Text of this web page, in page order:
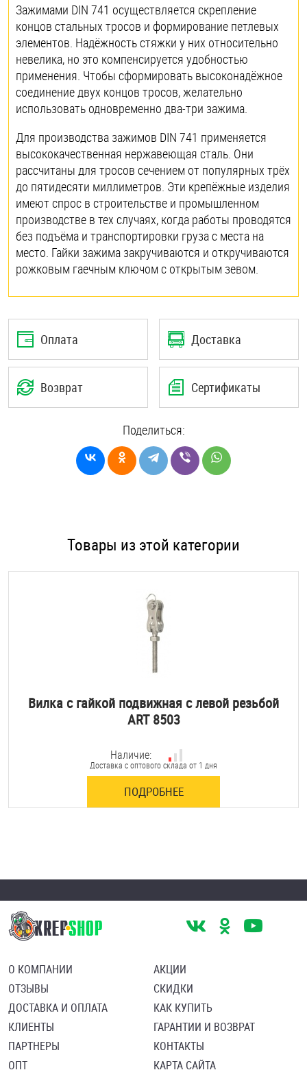
Зажимами DIN 741 осуществляется скрепление
концов стальных тросов и формирование петлевых
элементов. Надёжность стяжки у них относительно
невелика, но это компенсируется удобностью
применения. Чтобы сформировать высоконадёжное
соединение двух концов тросов, желательно
использовать одновременно два-три зажима.
Для производства зажимов DIN 741 применяется
высококачественная нержавеющая сталь. Они
рассчитаны для тросов сечением от популярных трёх
до пятидесяти миллиметров. Эти крепёжные изделия
имеют спрос в строительстве и промышленном
производстве в тех случаях, когда работы проводятся
без подъёма и транспортировки груза с места на
место. Гайки зажима закручиваются и откручиваются
рожковым гаечным ключом с открытым зевом.
Оплата Доставка
Возврат Сертификаты
Поделиться:
Товары из этой категории
Вилка с гайкой подвижная с левой резьбой
ART 8503
Наличие:
Доставка с оптового склада от 1 дня
ПОДРОБНЕЕ
О КОМПАНИИ
ОТЗЫВЫ
ДОСТАВКА И ОПЛАТА
КЛИЕНТЫ
ПАРТНЕРЫ
ОПТ
АКЦИИ
СКИДКИ
КАК КУПИТЬ
ГАРАНТИИ И ВОЗВРАТ
КОНТАКТЫ
КАРТА САЙТА